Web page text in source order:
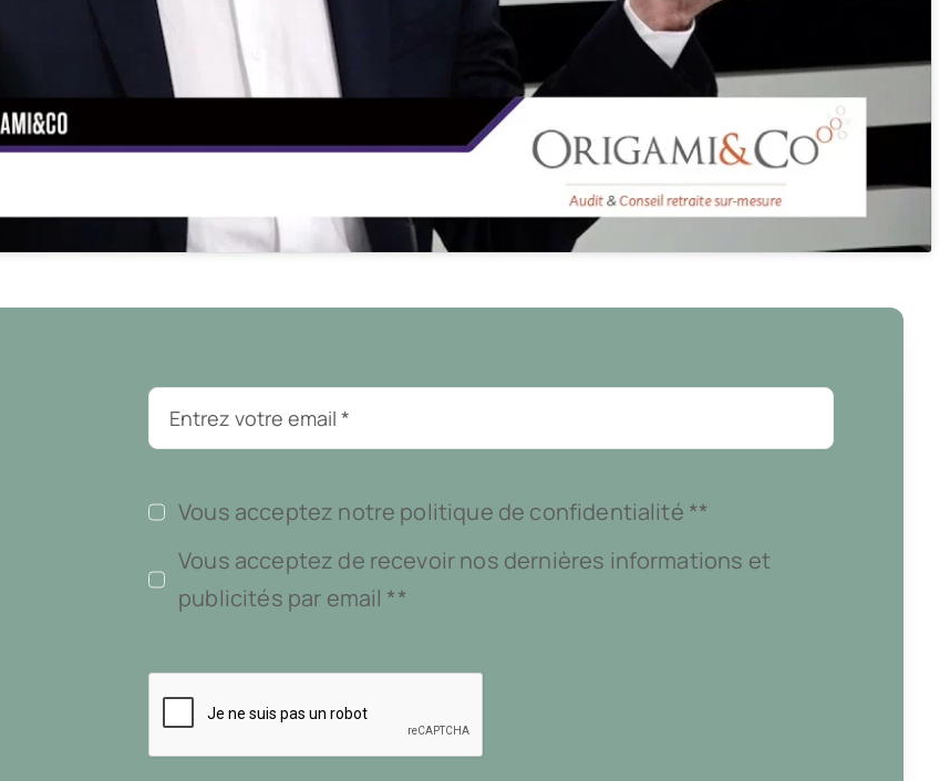
Vous acceptez notre politique de confidentialité **
Vous acceptez de recevoir nos dernières informations et
publicités par email **